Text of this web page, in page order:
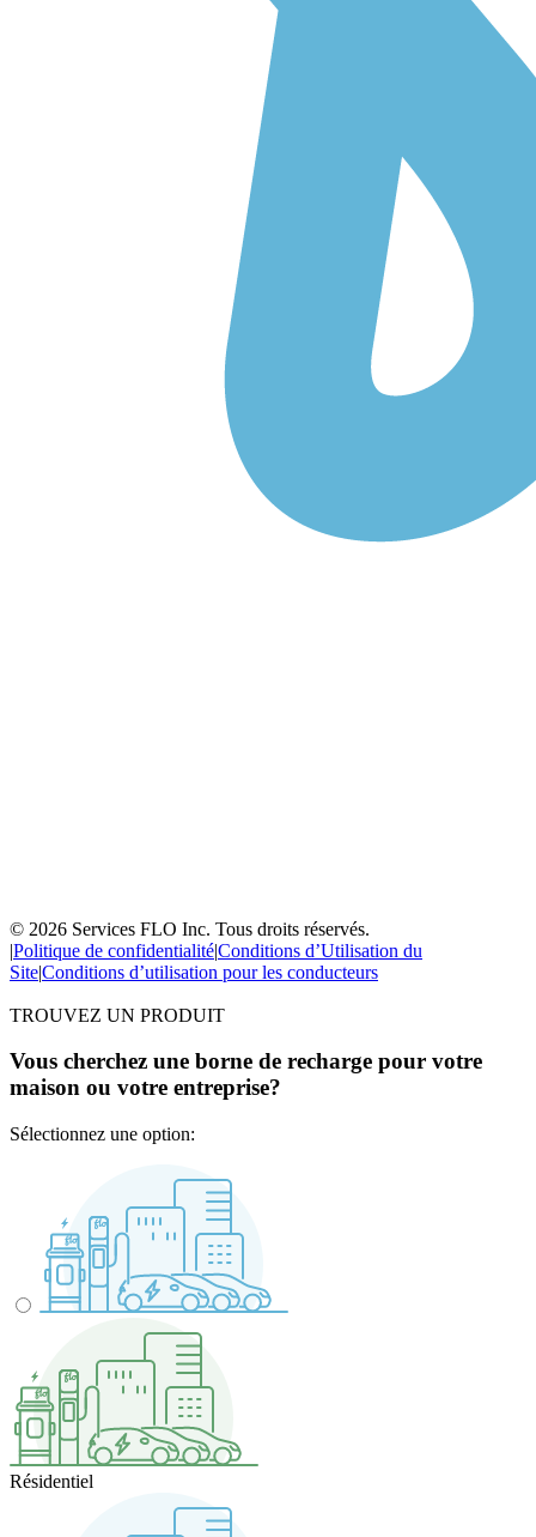
© 2026 Services FLO Inc. Tous droits réservés.
|Politique de confidentialité|Conditions d’Utilisation du
Site|Conditions d’utilisation pour les conducteurs
TROUVEZ UN PRODUIT
Vous cherchez une borne de recharge pour votre
maison ou votre entreprise?
Sélectionnez une option:
Résidentiel